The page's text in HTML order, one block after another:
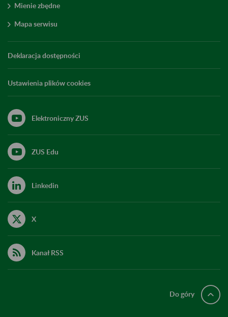
Mienie zbędne
Mapa serwisu
Deklaracja dostępności
Ustawienia plików cookies
Elektroniczny ZUS
ZUS Edu
Linkedin
X
Kanał RSS
Do góry